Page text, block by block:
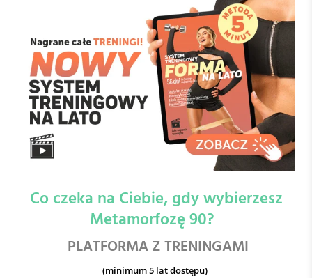
Co czeka na Ciebie, gdy wybierzesz
Metamorfozę 90?
PLATFORMA Z TRENINGAMI
(minimum 5 lat dostępu)